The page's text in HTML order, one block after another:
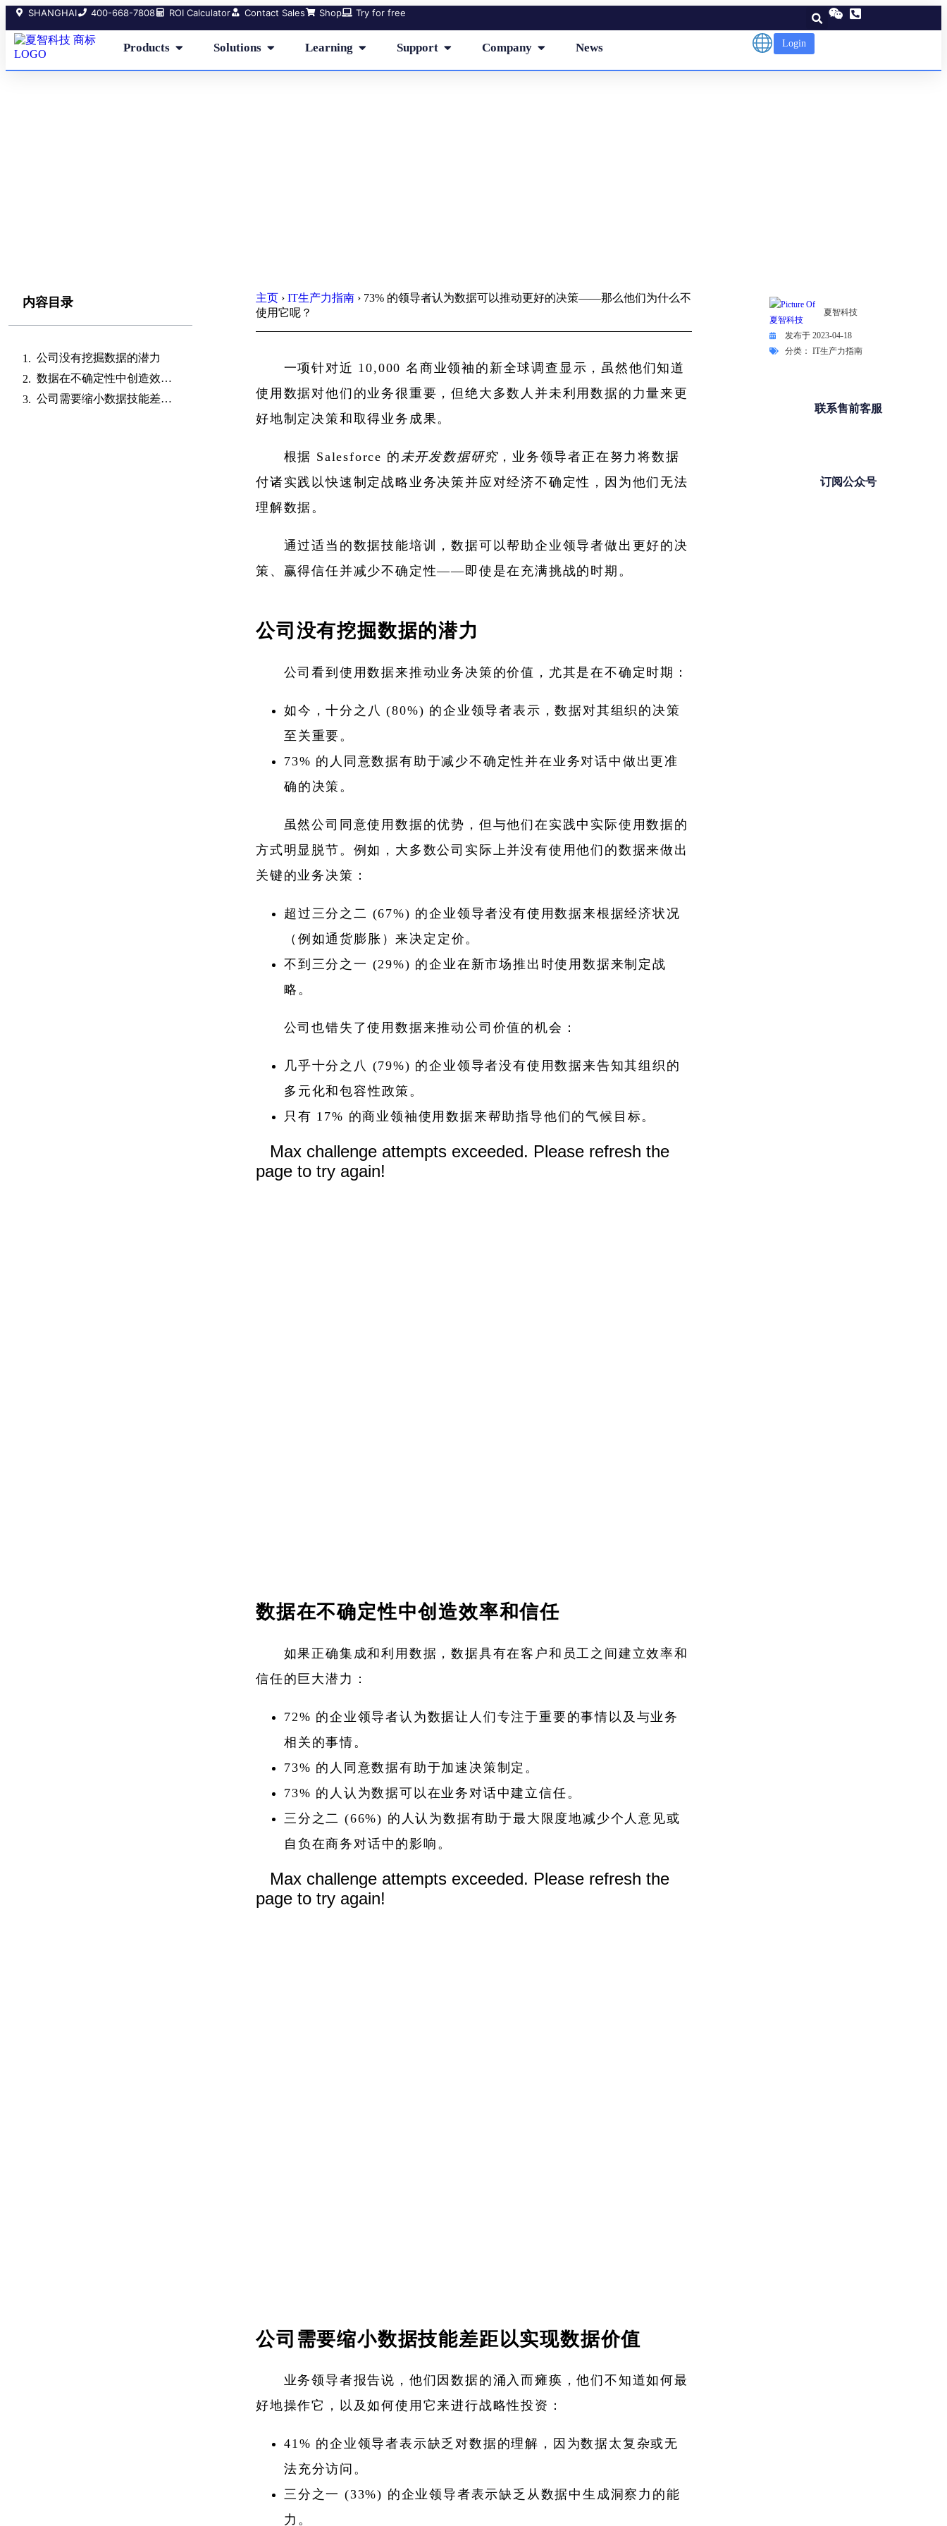
SHANGHAI 400-668-7808 ROI Calculator Contact Sales Shop Try for free
Products Solutions Learning Support Company News Login
内容目录
公司没有挖掘数据的潜力
数据在不确定性中创造效率和信任
公司需要缩小数据技能差距以实现数据价值
主页 › IT生产力指南 ›73% 的领导者认为数据可以推动更好的决策——那么他们为什么不
使用它呢？
一项针对近 10,000 名商业领袖的新全球调查显示，虽然他们知道
使用数据对他们的业务很重要，但绝大多数人并未利用数据的力量来更
好地制定决策和取得业务成果。
根据 Salesforce 的未开发数据研究 ，业务领导者正在努力将数据
付诸实践以快速制定战略业务决策并应对经济不确定性，因为他们无法
理解数据。
通过适当的数据技能培训，数据可以帮助企业领导者做出更好的决
策、赢得信任并减少不确定性——即使是在充满挑战的时期。
公司没有挖掘数据的潜力
公司看到使用数据来推动业务决策的价值，尤其是在不确定时期：
如今，十分之八 (80%) 的企业领导者表示，数据对其组织的决策
至关重要。
73% 的人同意数据有助于减少不确定性并在业务对话中做出更准
确的决策。
虽然公司同意使用数据的优势，但与他们在实践中实际使用数据的
方式明显脱节。例如，大多数公司实际上并没有使用他们的数据来做出
关键的业务决策：
超过三分之二 (67%) 的企业领导者没有使用数据来根据经济状况
（例如通货膨胀）来决定定价。
不到三分之一 (29%) 的企业在新市场推出时使用数据来制定战
略。
公司也错失了使用数据来推动公司价值的机会：
几乎十分之八 (79%) 的企业领导者没有使用数据来告知其组织的
多元化和包容性政策。
只有 17% 的商业领袖使用数据来帮助指导他们的气候目标。
数据在不确定性中创造效率和信任
如果正确集成和利用数据，数据具有在客户和员工之间建立效率和
信任的巨大潜力：
72% 的企业领导者认为数据让人们专注于重要的事情以及与业务
相关的事情。
73% 的人同意数据有助于加速决策制定。
73% 的人认为数据可以在业务对话中建立信任。
三分之二 (66%) 的人认为数据有助于最大限度地减少个人意见或
自负在商务对话中的影响。
公司需要缩小数据技能差距以实现数据价值
业务领导者报告说，他们因数据的涌入而瘫痪，他们不知道如何最
好地操作它，以及如何使用它来进行战略性投资：
41% 的企业领导者表示缺乏对数据的理解，因为数据太复杂或无
法充分访问。
三分之一 (33%) 的企业领导者表示缺乏从数据中生成洞察力的能
力。
夏智科技
发布于 2023-04-18
分类： IT生产力指南
联系售前客服
订阅公众号